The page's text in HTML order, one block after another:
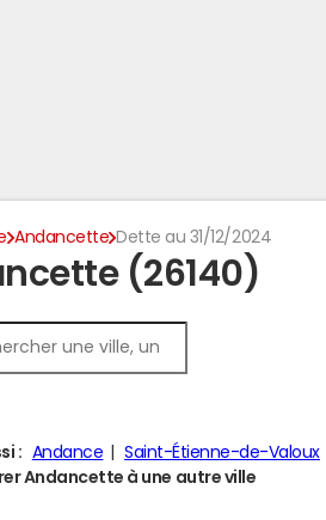
Andancette Dette au 31/12/2024
(26140)
: Andance Saint-Étienne-de-Valoux
Andancette à une autre ville